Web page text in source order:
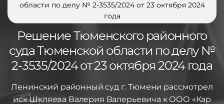
области по делу № 2-3535/2024 от 23 октября 2024
года
Решение Тюменского районного
суда Тюменской области по делу №
2-3535/2024 от 23 октября 2024 года
Ленинский районный суд г. Тюмени рассмотрел
иск Шкляева Валерия Валерьевича к ООО «Кар